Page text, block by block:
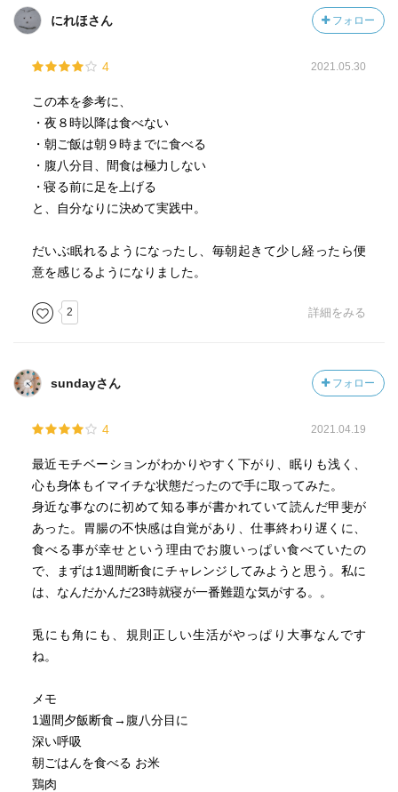
メラトニンは活性酸素を退治する働きもあるため、若返り
や抗がん効果もあるとされる。しかし、若い時には大量に
分泌されているが年をとるとだんだんと減少する。
「貧血＝鉄不足」があるとメラトニンそのものが作られな
くなる。鉄不足になると幸せホルモンであるセロトニンが
作らなくなる。メラトニンは、セロトニンから作られる。
そのためセロトニン不足はメラトニン不足に直結する。貧
血でうつや不眠が起きてしまうのは、同じ鉄不足が大きな
原因。
動物性タンパク質に含まれるトリプトファン。
現代の西洋医学の検査は、静脈の状況を調べるものはほと
んどない。しかし、血液の分布の割合は、動脈の血液量を1
見えない部分の方が大きな割合を占めている。静脈の血流
が悪くなりやすい女性は、結果として全身の血流までもが
悪くなってしまいやすい。
漢方では、男性は「陽」、女性は「陰」とされる。同じ血
管でも動脈が「陽」、静脈が「陰」とされることを考えれ
ば、女性が静脈と関わりが深いのはとても自然な事。
第二の心臓、ふくらはぎ。
ふくらはぎは「筋ポンプ作用」で筋肉の収縮を使って心臓
歩くことは直接的に血流を良くすることに繋がっている。
ふくらはぎが二足歩行をする人間にしかないことをみても
分かるように、重力に逆らっている分だけ、血液は足に集
まりやすくなっている。
にれほさん フォロー
4 2021.05.30
この本を参考に、
・夜８時以降は食べない
・朝ご飯は朝９時までに食べる
・腹八分目、間食は極力しない
・寝る前に足を上げる
と、自分なりに決めて実践中。
だいぶ眠れるようになったし、毎朝起きて少し経ったら便
意を感じるようになりました。
2 詳細をみる
sundayさん フォロー
4 2021.04.19
最近モチベーションがわかりやすく下がり、眠りも浅く、
心も身体もイマイチな状態だったので手に取ってみた。
身近な事なのに初めて知る事が書かれていて読んだ甲斐が
あった。胃腸の不快感は自覚があり、仕事終わり遅くに、
食べる事が幸せという理由でお腹いっぱい食べていたの
で、まずは1週間断食にチャレンジしてみようと思う。私に
は、なんだかんだ23時就寝が一番難題な気がする。。
兎にも角にも、規則正しい生活がやっぱり大事なんです
ね。
メモ
1週間夕飯断食→腹八分目に
深い呼吸
朝ごはんを食べる お米
鶏肉